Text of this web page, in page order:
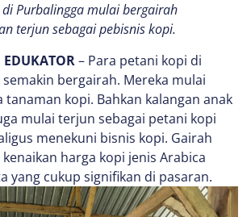
Purbalingga mulai bergairah
terjun sebagai pebisnis kopi.
– Para petani kopi di
bergairah. Mereka mulai
kopi. Bahkan kalangan anak
mulai terjun sebagai petani kopi
menekuni bisnis kopi. Gairah
harga kopi jenis Arabica
yang cukup signifikan di pasaran.